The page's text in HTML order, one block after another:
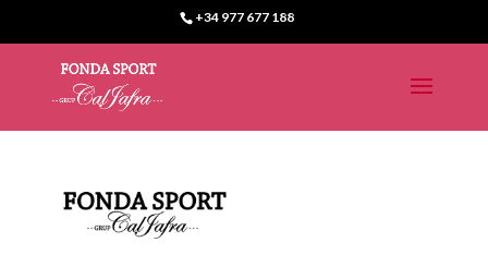
+34 977 677 188